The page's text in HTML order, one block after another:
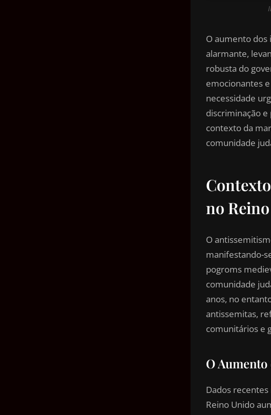
O aumento dos
alarmante,
robusta do
emocionantes
necessidade
discriminação
contexto da
comunidade
no
O
manifestando-
pogroms
comunidade
anos, no
antissemitas,
comunitários e
O
Dados
Reino Unido